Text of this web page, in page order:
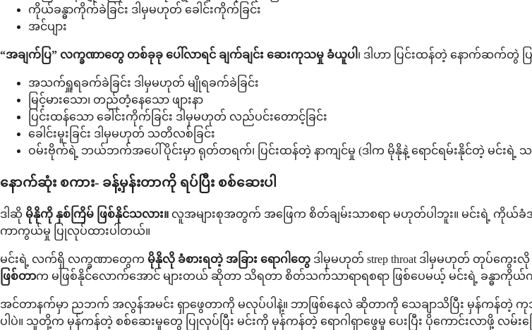
ကိုယ်ခန္ဓာကိုက်ခဲခြင်း ဒါမှမဟုတ် ခေါင်းကိုက်ခြင်း
အင်ပျား
“အချက်ပြ” လက္ခဏာတွေ တစ်ခုခု ပေါ်လာရင် ချက်ချင်း ဆေးကုသမှု ခံယူပါ ၊ ဒါဟာ ပြင်းထန်တဲ့ နောက်ဆက်တွဲ
အသက်ရှူရခက်ခဲခြင်း ဒါမှမဟုတ် မျိုရခက်ခဲခြင်း
မြင့်မားသော၊ တည်တံ့နေသော ဖျားနာ
ပြင်းထန်သော ခေါင်းကိုက်ခြင်း ဒါမှမဟုတ် လည်ပင်းတောင့်ခြင်း
ခေါင်းမူးခြင်း ဒါမှမဟုတ် သတိလစ်ခြင်း
ဝမ်းဗိုက်ရဲ့ ဘယ်ဘက်အပေါ်ပိုင်းမှာ ရုတ်တရက်၊ ပြင်းထန်တဲ့ နာကျင်မှု (ဒါက မိုနိုနဲ့ ရောင်ရမ်းနိုင်တဲ့ မင်း
နောက်ဆုံး စကား- ခန့်မှန်းတာကို ရပ်ပြီး စစ်ဆေးပါ
ဒါဆို မိုနိုကို နှစ်ကြိမ် ဖြစ်နိုင်သလား။ လူအများစုအတွက် အဖြေက စိတ်ချမ်းသာစရာ မဟုတ်ပါဘူး။ မင်းရဲ့ ကိုယ်ခံ
ကာကွယ်မှု ပြုလုပ်ထားပါတယ်။
မင်းရဲ့ လက်ရှိ လက္ခဏာတွေက မိုနိုလို ခံစားရတဲ့ အခြား ရောဂါတွေ ဒါမှမဟုတ် strep throat ဒါမှမဟုတ် တုပ်ကွေး
ဖြစ်တာက မဖြစ်နိုင်လောက်အောင် များတယ် ဆိုတာ သိရတာ စိတ်သက်သာရာရစရာ ဖြစ်ပေမယ့် မင်းရဲ့ ခန္ဓာ
အင်တာနက်မှာ ညဘက် အလွန်အမင်း ရှာဖွေတာကို မလုပ်ပါနဲ့။ ဘာဖြစ်နေလဲ ဆိုတာကို သေချာသိပြီး မှန်ကန်တဲ့
ပါပဲ။ သူတို့က မှန်ကန်တဲ့ စစ်ဆေးမှုတွေ ပြုလုပ်ပြီး မင်းကို မှန်ကန်တဲ့ ရောဂါရှာဖွေမှု ပေးပြီး ပိုကောင်းလာဖို့ လမ်းက